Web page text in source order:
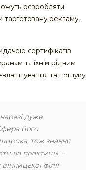
розробляти
таргетовану рекламу,
сертифікатів
та їхнім рідним
та пошуку
дуже
його
тож знання
на практиці», –
філії